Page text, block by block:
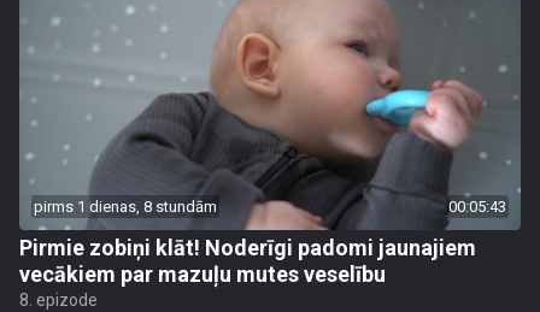
pirms 1 dienas, 8 stundām 00:05:43
Pirmie zobiņi klāt! Noderīgi padomi jaunajiem
vecākiem par mazuļu mutes veselību
8. epizode